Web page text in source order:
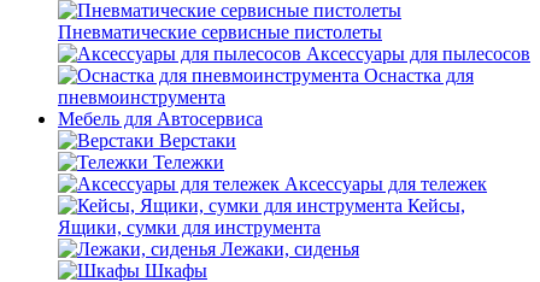
Пневматические сервисные пистолеты
Аксессуары для пылесосов
Оснастка для
пневмоинструмента
Мебель для Автосервиса
Верстаки
Тележки
Аксессуары для тележек
Кейсы,
Ящики, сумки для инструмента
Лежаки, сиденья
Шкафы